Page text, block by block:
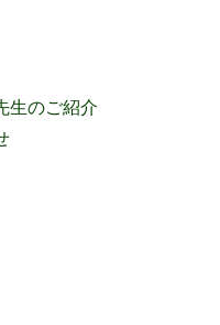
生のご紹介